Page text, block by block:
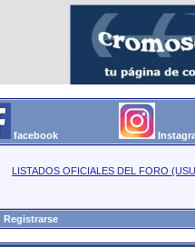
facebook
LISTADOS OFICIALES DEL FORO
Registrarse